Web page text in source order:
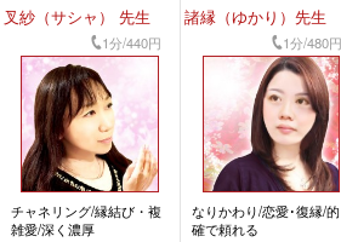
叉紗（サシャ） 先生
1分/440円
チャネリング/縁結び・複
雑愛/深く濃厚
諸縁（ゆかり）先生
1分/480円
なりかわり/恋愛･復縁/的
確で頼れる